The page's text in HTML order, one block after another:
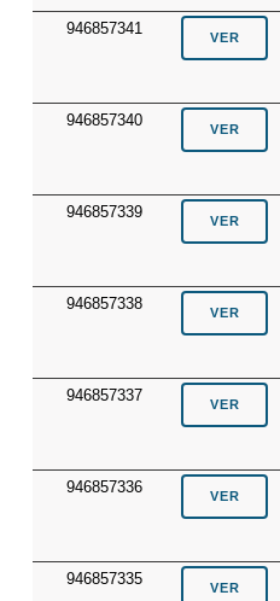
946857341
946857340
946857339
946857338
946857337
946857336
946857335